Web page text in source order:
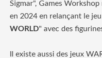
Sigmar", Games
en 2024 en relançant le
WORLD" avec des
Il existe aussi des jeux